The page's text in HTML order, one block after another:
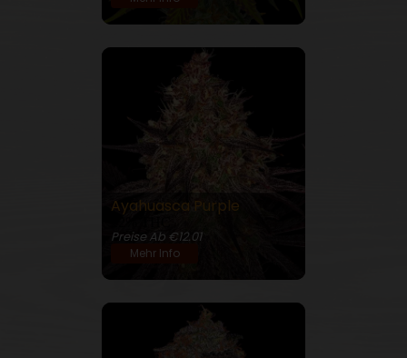
Ayahuasca Purple
Preise Ab €12.01
Mehr Info